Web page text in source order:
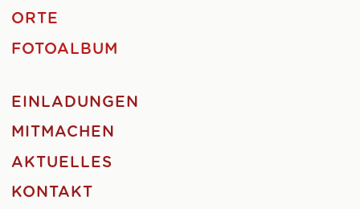
ORTE
FOTOALBUM
EINLADUNGEN
MITMACHEN
AKTUELLES
KONTAKT